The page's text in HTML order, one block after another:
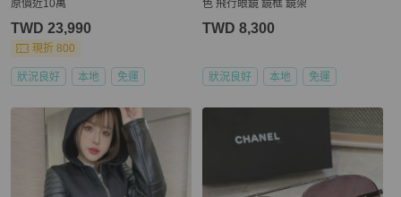
原價近10萬
TWD 23,990
現折 800
狀況良好 本地 免運
色 飛行眼鏡 鏡框 鏡架
TWD 8,300
狀況良好 本地 免運